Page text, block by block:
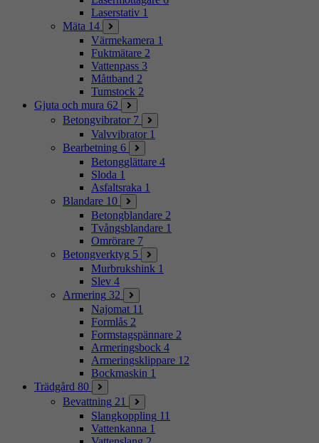
Laserstativ 1
Mäta 14
Värmekamera 1
Fuktmätare 2
Vattenpass 3
Måttband 2
Tumstock 2
Gjuta och mura 62
Betongvibrator 7
Valvvibrator 1
Bearbetning 6
Betongglättare 4
Sloda 1
Asfaltsraka 1
Blandare 10
Betongblandare 2
Tvångsblandare 1
Omrörare 7
Betongverktyg 5
Murbrukshink 1
Slev 4
Armering 32
Najomat 11
Formlås 2
Formstagspännare 2
Armeringsbock 4
Armeringsklippare 12
Bockmaskin 1
Trädgård 80
Bevattning 21
Slangkoppling 11
Vattenkanna 1